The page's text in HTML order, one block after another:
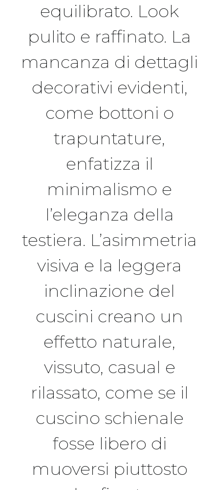
equilibrato. Look
pulito e raffinato. La
mancanza di dettagli
decorativi evidenti,
come bottoni o
trapuntature,
enfatizza il
minimalismo e
l’eleganza della
testiera. L’asimmetria
visiva e la leggera
inclinazione del
cuscini creano un
effetto naturale,
vissuto, casual e
rilassato, come se il
cuscino schienale
fosse libero di
muoversi piuttosto